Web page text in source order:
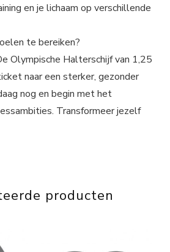
en je lichaam op verschillende
te bereiken?
Olympische Halterschijf van 1,25
naar een sterker, gezonder
nog en begin met het
Transformeer jezelf
producten